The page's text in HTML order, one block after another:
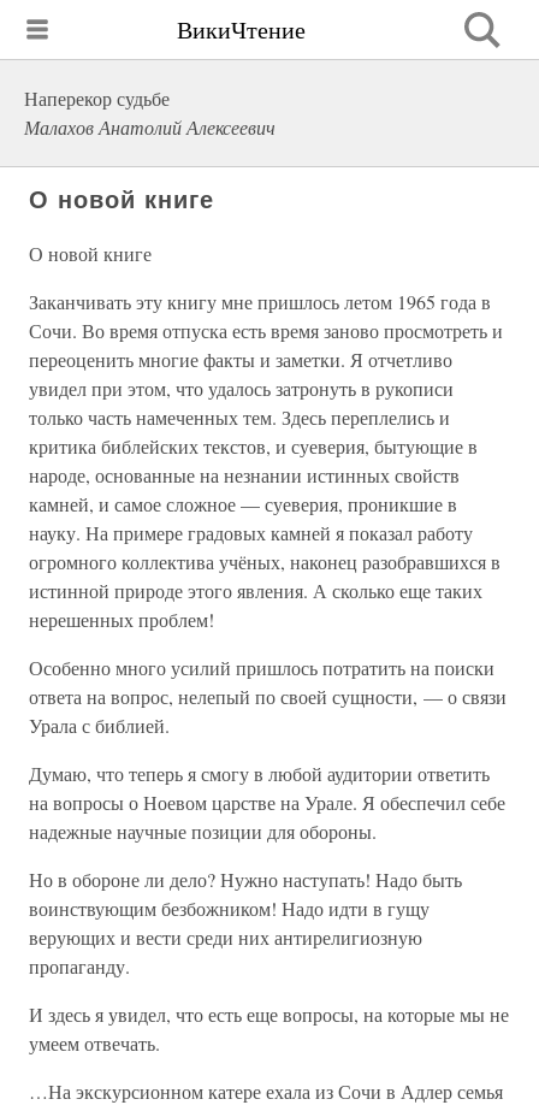
ВикиЧтение
Наперекор судьбе
Малахов Анатолий Алексеевич
О новой книге
О новой книге
Заканчивать эту книгу мне пришлось летом 1965 года в
Сочи. Во время отпуска есть время заново просмотреть и
переоценить многие факты и заметки. Я отчетливо
увидел при этом, что удалось затронуть в рукописи
только часть намеченных тем. Здесь переплелись и
критика библейских текстов, и суеверия, бытующие в
народе, основанные на незнании истинных свойств
камней, и самое сложное — суеверия, проникшие в
науку. На примере градовых камней я показал работу
огромного коллектива учёных, наконец разобравшихся в
истинной природе этого явления. А сколько еще таких
нерешенных проблем!
Особенно много усилий пришлось потратить на поиски
ответа на вопрос, нелепый по своей сущности, — о связи
Урала с библией.
Думаю, что теперь я смогу в любой аудитории ответить
на вопросы о Ноевом царстве на Урале. Я обеспечил себе
надежные научные позиции для обороны.
Но в обороне ли дело? Нужно наступать! Надо быть
воинствующим безбожником! Надо идти в гущу
верующих и вести среди них антирелигиозную
пропаганду.
И здесь я увидел, что есть еще вопросы, на которые мы не
умеем отвечать.
…На экскурсионном катере ехала из Сочи в Адлер семья